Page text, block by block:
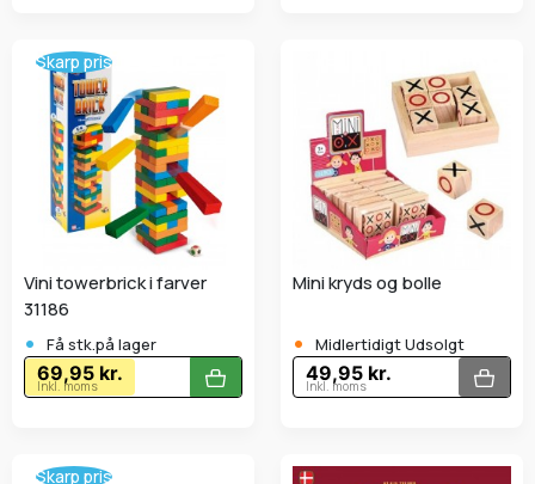
Skarp pris
Vini towerbrick i farver
31186
• Få stk.på lager
69,95 kr.
Inkl. moms
Mini kryds og bolle
• Midlertidigt Udsolgt
49,95 kr.
Inkl. moms
Skarp pris